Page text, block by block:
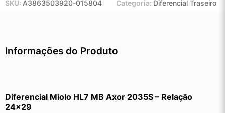
SKU: A3863503920-015804 Categoria: Diferencial Traseiro
Informações do Produto
Diferencial Miolo HL7 MB Axor 2035S – Relação
24×29